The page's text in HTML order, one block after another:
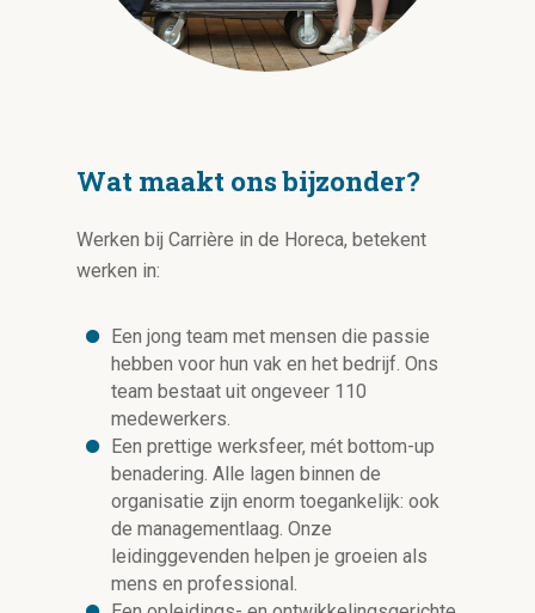
Wat maakt ons bijzonder?
Werken bij Carrière in de Horeca, betekent
werken in:
Een jong team met mensen die passie
hebben voor hun vak en het bedrijf. Ons
team bestaat uit ongeveer 110
medewerkers.
Een prettige werksfeer, mét bottom-up
benadering. Alle lagen binnen de
organisatie zijn enorm toegankelijk: ook
de managementlaag. Onze
leidinggevenden helpen je groeien als
mens en professional.